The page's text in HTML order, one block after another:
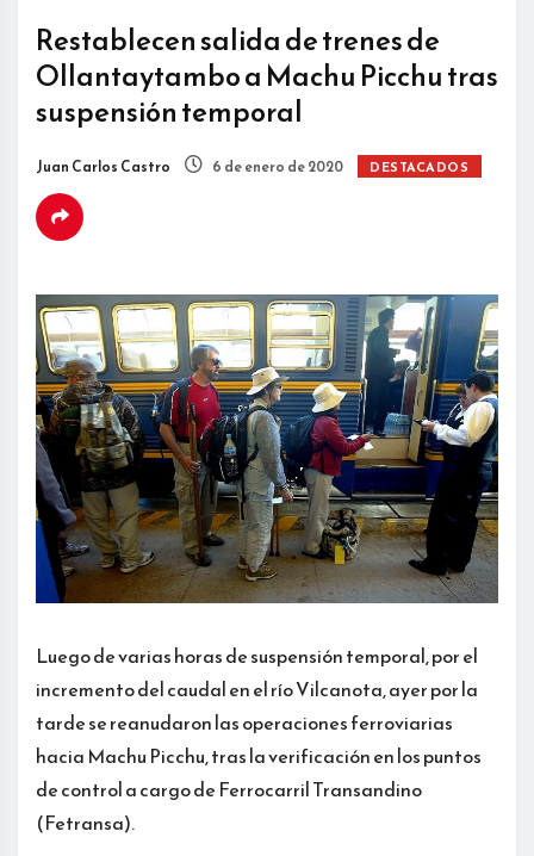
Restablecen salida de trenes de
Ollantaytambo a Machu Picchu tras
suspensión temporal
Juan Carlos Castro 6 de enero de 2020 DESTACADOS
Luego de varias horas de suspensión temporal, por el
incremento del caudal en el río Vilcanota, ayer por la
tarde se reanudaron las operaciones ferroviarias
hacia Machu Picchu, tras la verificación en los puntos
de control a cargo de Ferrocarril Transandino
(Fetransa).